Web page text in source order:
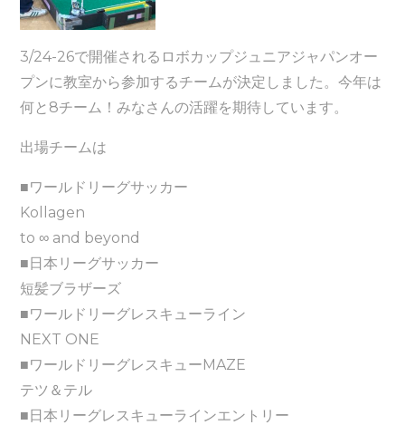
3/24-26で開催されるロボカップジュニアジャパンオー
プンに教室から参加するチームが決定しました。今年は
何と8チーム！みなさんの活躍を期待しています。
出場チームは
■ワールドリーグサッカー
Kollagen
to ∞ and beyond
■日本リーグサッカー
短髪ブラザーズ
■ワールドリーグレスキューライン
NEXT ONE
■ワールドリーグレスキューMAZE
テツ＆テル
■日本リーグレスキューラインエントリー